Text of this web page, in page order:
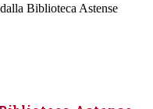
Biblioteca Astense